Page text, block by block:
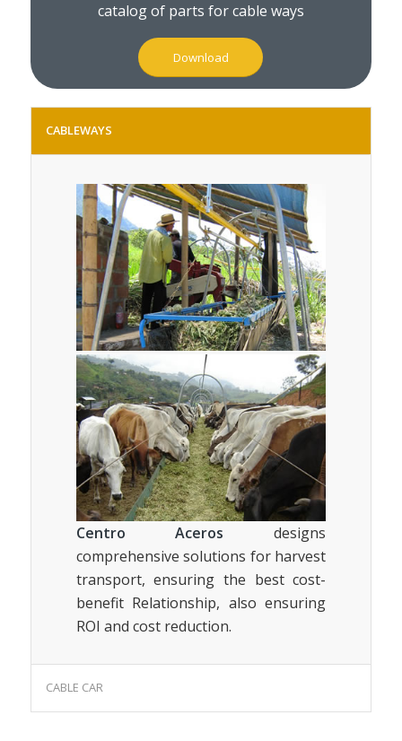
catalog of parts for cable ways
Download
CABLEWAYS
Centro Aceros designs
comprehensive solutions for harvest
transport, ensuring the best cost-
benefit Relationship, also ensuring
ROI and cost reduction.
CABLE CAR